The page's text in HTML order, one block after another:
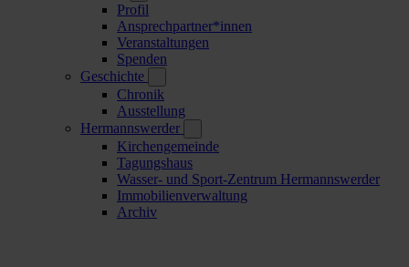
Profil
Ansprechpartner*innen
Veranstaltungen
Spenden
Geschichte
Chronik
Ausstellung
Hermannswerder
Kirchengemeinde
Tagungshaus
Wasser- und Sport-Zentrum Hermannswerder
Immobilienverwaltung
Archiv